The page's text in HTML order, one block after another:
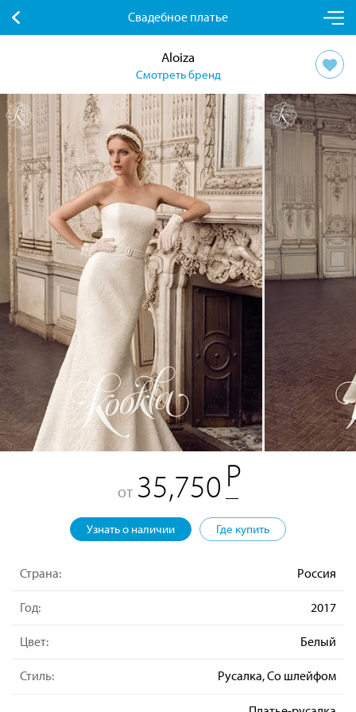
Свадебное платье
Aloiza
Смотреть бренд
от 35,750
Узнать о наличии Где купить
Страна: Россия
Год: 2017
Цвет: Белый
Стиль: Русалка, Со шлейфом